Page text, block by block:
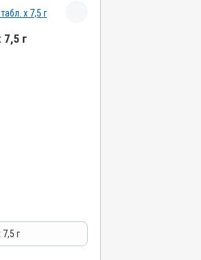
7,5 г
7,5 г